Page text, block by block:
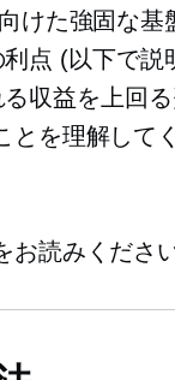
けた強固な基
点 (以下で説
収益を上回
とを理解して
読みください